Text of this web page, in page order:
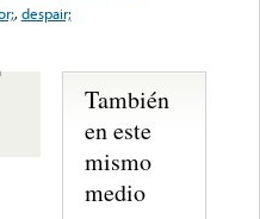
,despair;
También
en este
mismo
medio